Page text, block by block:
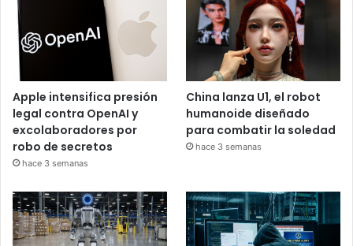
Apple intensifica presión
legal contra OpenAI y
excolaboradores por
robo de secretos
hace 3 semanas
China lanza U1, el robot
humanoide diseñado
para combatir la soledad
hace 3 semanas